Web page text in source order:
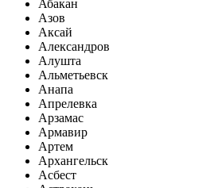
Абакан
Азов
Аксай
Александров
Алушта
Альметьевск
Анапа
Апрелевка
Арзамас
Армавир
Артем
Архангельск
Асбест